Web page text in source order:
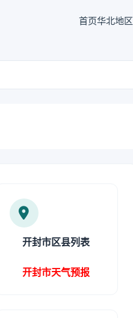
首页华北地区
开封市区县列表
开封市天气预报